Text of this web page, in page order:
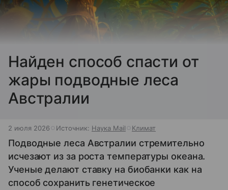
Найден способ спасти от
жары подводные леса
Австралии
2 июля 2026 Источник: Наука Mail Климат
Подводные леса Австралии стремительно
исчезают из за роста температуры океана.
Ученые делают ставку на биобанки как на
способ сохранить генетическое